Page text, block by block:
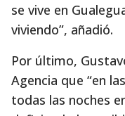
se vive en
viviendo”, añadió.
Por último,
Agencia que “en
todas las noches